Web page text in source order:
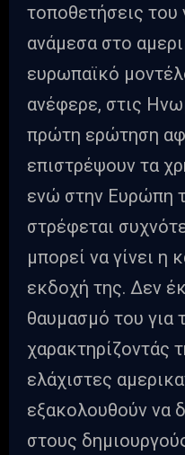
τοποθετήσεις του
ανάμεσα στο
ευρωπαϊκό
ανέφερε, στις
πρώτη ερώτηση
επιστρέψουν τα
ενώ στην Ευρώπη
στρέφεται
μπορεί να γίνει η
εκδοχή της. Δεν
θαυμασμό του για
χαρακτηρίζοντάς
ελάχιστες
εξακολουθούν να
στους